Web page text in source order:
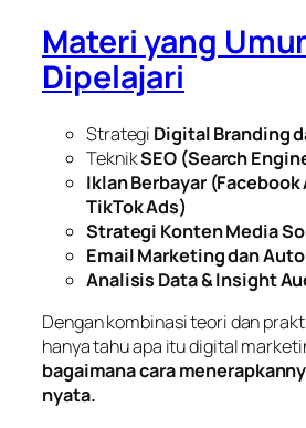
Materi yang
Dipelajari
Strategi Digital Branding
TeknikSEO (Search
Iklan Berbayar (Facebook
TikTok Ads)
Strategi Konten Media
Email Marketing dan
Analisis Data & Insight
Dengan kombinasi teori dan
hanya tahuapa itu digital
bagaimana cara
nyata.